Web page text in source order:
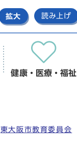
拡大 読み上げ
健康・医療・福祉
東大阪市教育委員会